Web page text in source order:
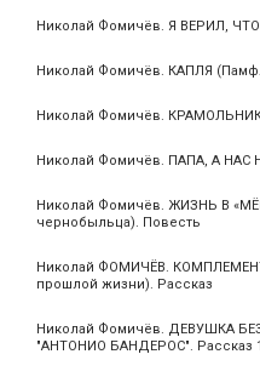
Николай Фомичёв. Я ВЕРИЛ,
Николай Фомичёв. КАПЛЯ
Николай Фомичёв.
Николай Фомичёв. ПАПА, А НАС
Николай Фомичёв. ЖИЗНЬ В
чернобыльца). Повесть
Николай ФОМИЧЁВ.
прошлой жизни). Рассказ
Николай Фомичёв. ДЕВУШКА
"АНТОНИО БАНДЕРОС". Рассказ